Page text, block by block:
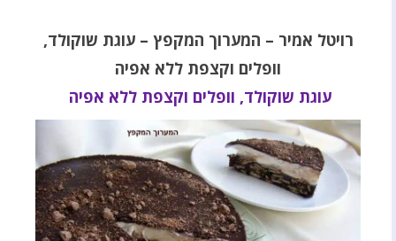
רויטל אמיר – המערוך המקפץ – עוגת שוקולד,
וופלים וקצפת ללא אפיה
עוגת שוקולד, וופלים וקצפת ללא אפיה